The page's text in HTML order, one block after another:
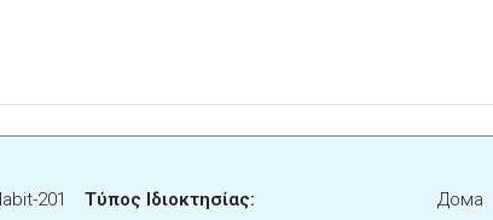
201 Τύπος Ιδιοκτησίας: Дома